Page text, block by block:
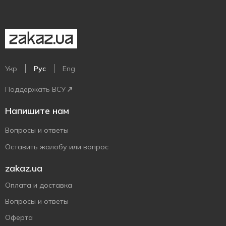
Укр Рус Eng
Поддержать ВСУ
Напишите нам
Вопросы и ответы
Оставить жалобу или вопрос
zakaz.ua
Оплата и доставка
Вопросы и ответы
Оферта